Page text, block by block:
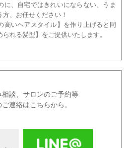
に、自宅ではきれいにならない、うま
、お任せください！
高いヘアスタイル】を作り上げると同
れる髪型】をご提供いたします。
相談、サロンのご予約等
連絡はこちらから。